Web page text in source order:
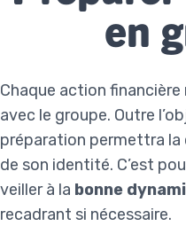
en
Chaque action
avec le groupe. Outre
préparation permettra
de son identité. C’est
veiller à la bonne
recadrant si nécessaire.